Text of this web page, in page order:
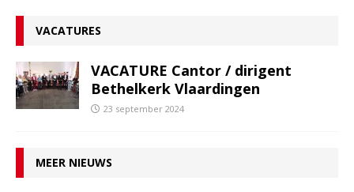
VACATURES
VACATURE Cantor / dirigent
Bethelkerk Vlaardingen
23 september 2024
MEER NIEUWS